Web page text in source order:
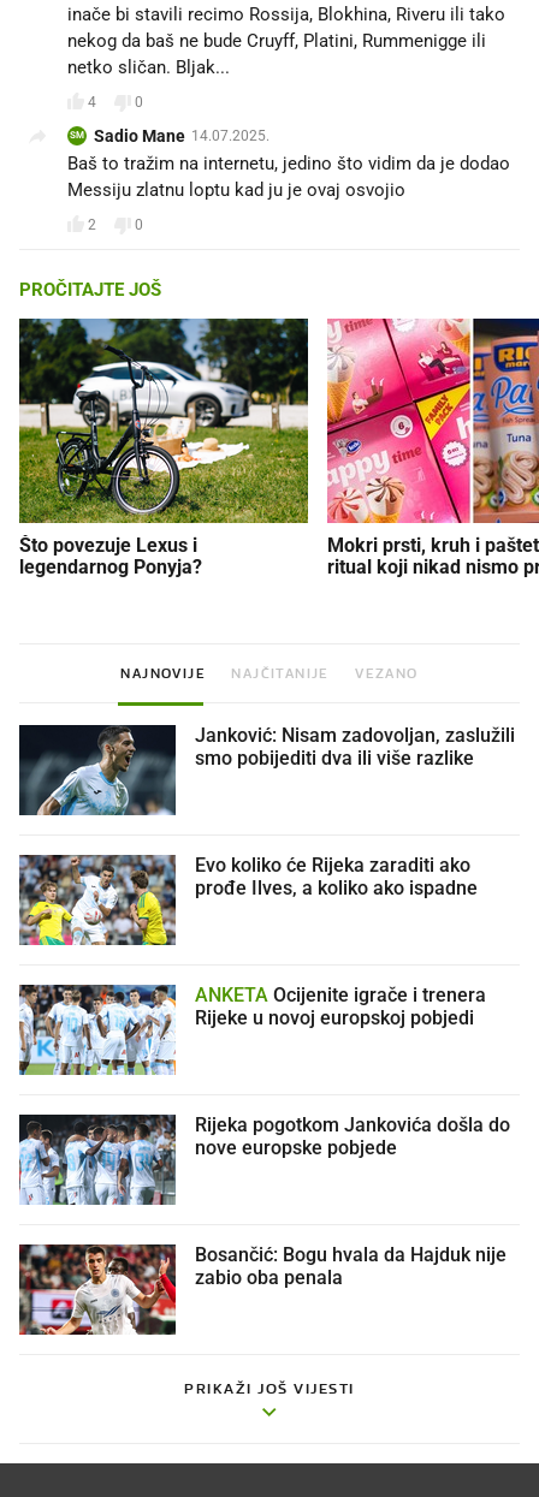
inače bi stavili recimo Rossija, Blokhina, Riveru ili tako
nekog da baš ne bude Cruyff, Platini, Rummenigge ili
netko sličan. Bljak... 🤮
4 0
SM Sadio Mane 14.07.2025.
Baš to tražim na internetu, jedino što vidim da je dodao
Messiju zlatnu loptu kad ju je ovaj osvojio 🤔
2 0
PROČITAJTE JOŠ
Što povezuje Lexus i
legendarnog Ponyja?
Mokri prsti, kruh i
ritual koji nikad nismo
NAJNOVIJE NAJČITANIJE VEZANO
Janković: Nisam zadovoljan, zaslužili
smo pobijediti dva ili više razlike
Evo koliko će Rijeka zaraditi ako
prođe Ilves, a koliko ako ispadne
ANKETA
Rijeke u novoj europskoj pobjedi
Rijeka pogotkom Jankovića došla do
nove europske pobjede
Bosančić: Bogu hvala da Hajduk nije
zabio oba penala
PRIKAŽI JOŠ VIJESTI